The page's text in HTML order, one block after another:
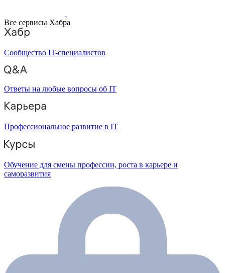
Все сервисы Хабра
Сообщество IT-специалистов
Ответы на любые вопросы об IT
Профессиональное развитие в IT
Обучение для смены профессии, роста в карьере и
саморазвития